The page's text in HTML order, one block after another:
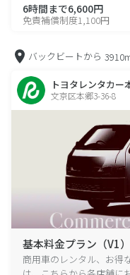
6時間まで6,600円
免責補償制度1,100円
バックビートから
トヨタレンタカー
文京区本郷3-36-8
基本料金プラン（V1）
商用車のレンタル、お得